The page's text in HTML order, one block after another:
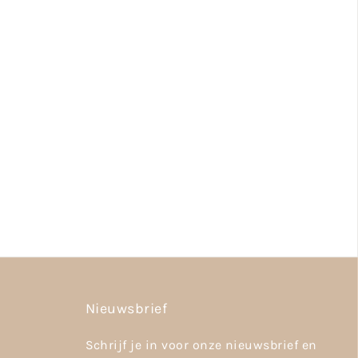
Nieuwsbrief
Schrijf je in voor onze nieuwsbrief en